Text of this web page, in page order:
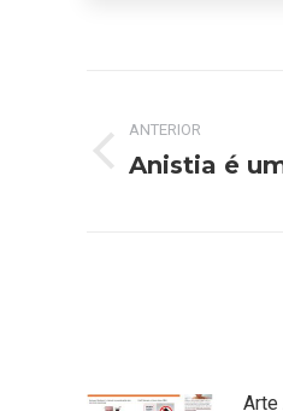
deANTERIOR
Post
Anistia é
Arte